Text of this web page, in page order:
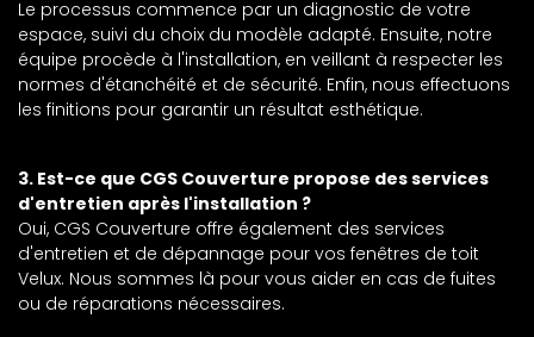
Le processus commence par un diagnostic de votre
espace, suivi du choix du modèle adapté. Ensuite, notre
équipe procède à l'installation, en veillant à respecter les
normes d'étanchéité et de sécurité. Enfin, nous effectuons
les finitions pour garantir un résultat esthétique.
3. Est-ce que CGS Couverture propose des services
d'entretien après l'installation ?
Oui, CGS Couverture offre également des services
d'entretien et de dépannage pour vos fenêtres de toit
Velux. Nous sommes là pour vous aider en cas de fuites
ou de réparations nécessaires.